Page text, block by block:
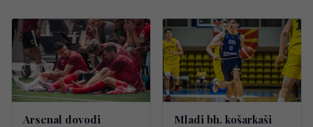
Arsenal dovodi
Mladi bh. košarkaši